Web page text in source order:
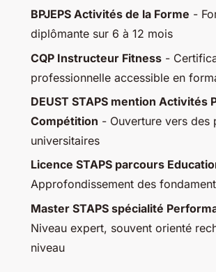
BPJEPS Activités de la Forme -
diplômante sur 6 à 12 mois
CQP Instructeur Fitness -
professionnelle accessible en
DEUST STAPS mention Activités
Compétition - Ouverture vers des
universitaires
Licence STAPS parcours
Approfondissement des
Master STAPS spécialité
Niveau expert, souvent orienté
niveau